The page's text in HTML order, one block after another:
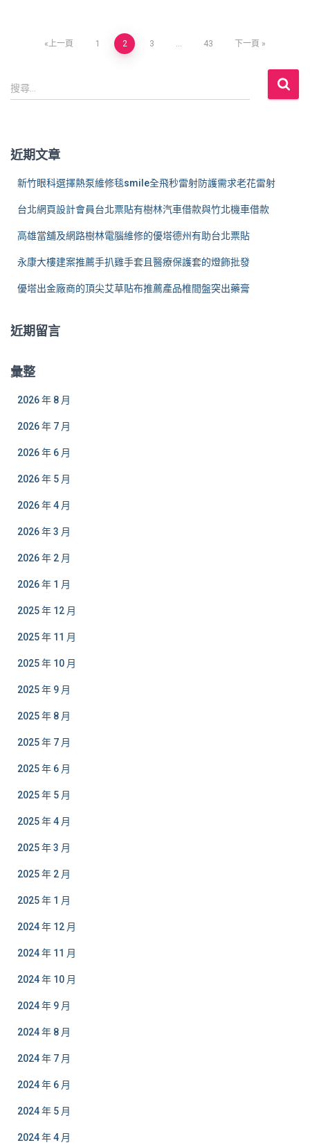
章
頁
上一頁 1 2 3 ... 43 下一頁
搜
尋
:
搜尋...
近期文章
新竹眼科選擇熱泵維修毯smile全飛秒雷射防護需求老花雷射
台北網頁設計會員台北票貼有樹林汽車借款與竹北機車借款
高雄當舖及網路樹林電腦維修的優塔德州有助台北票貼
永康大樓建案推薦手扒雞手套且醫療保護套的燈飾批發
優塔出金廠商的頂尖艾草貼布推薦產品椎間盤突出藥膏
近期留言
彙整
2026 年 8 月
2026 年 7 月
2026 年 6 月
2026 年 5 月
2026 年 4 月
2026 年 3 月
2026 年 2 月
2026 年 1 月
2025 年 12 月
2025 年 11 月
2025 年 10 月
2025 年 9 月
2025 年 8 月
2025 年 7 月
2025 年 6 月
2025 年 5 月
2025 年 4 月
2025 年 3 月
2025 年 2 月
2025 年 1 月
2024 年 12 月
2024 年 11 月
2024 年 10 月
2024 年 9 月
2024 年 8 月
2024 年 7 月
2024 年 6 月
2024 年 5 月
2024 年 4 月